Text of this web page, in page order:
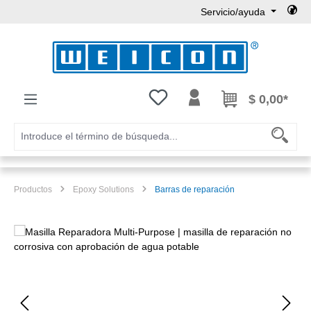
Servicio/ayuda
Tienes 0 artículos en tu lista de
$ 0,00*
Productos Epoxy Solutions Barras de reparación
Omitir galería de imágenes